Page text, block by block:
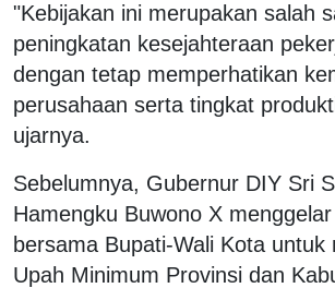
"Kebijakan ini merupakan salah
peningkatan kesejahteraan
dengan tetap memperhatikan
perusahaan serta tingkat
ujarnya.
Sebelumnya, Gubernur DIY Sri
Hamengku Buwono X
bersama Bupati-Wali Kota untuk
Upah Minimum Provinsi dan